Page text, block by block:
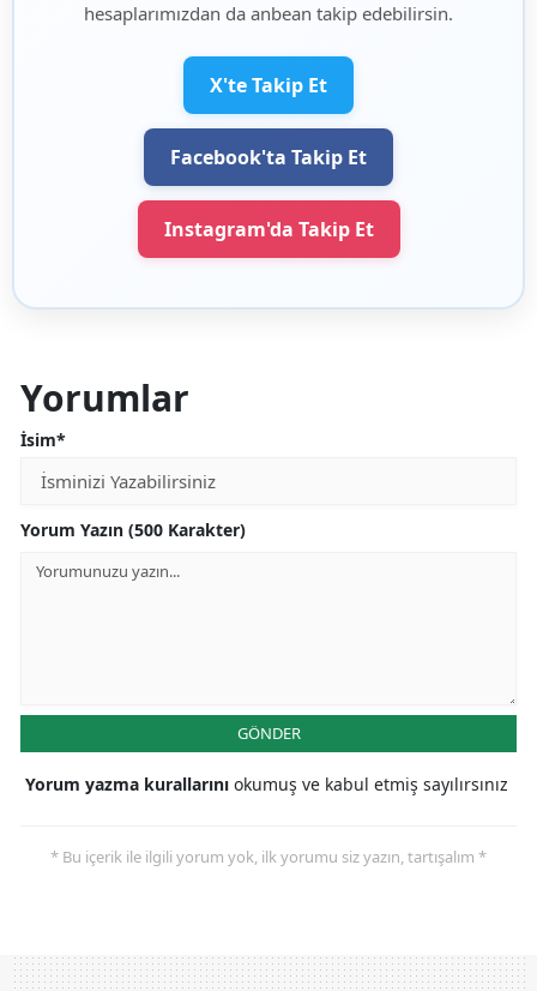
hesaplarımızdan da anbean takip edebilirsin.
X'te Takip Et
Facebook'ta Takip Et
Instagram'da Takip Et
Yorumlar
İsim*
Yorum Yazın (500 Karakter)
GÖNDER
Yorum yazma kurallarını okumuş ve kabul etmiş sayılırsınız
* Bu içerik ile ilgili yorum yok, ilk yorumu siz yazın, tartışalım *